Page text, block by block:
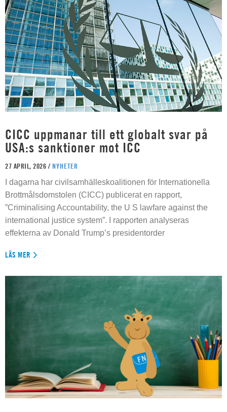
CICC uppmanar till ett globalt svar på
USA:s sanktioner mot ICC
27 APRIL, 2026 / NYHETER
I dagarna har civilsamhälleskoalitionen för Internationella
Brottmålsdomstolen (CICC) publicerat en rapport,
”Criminalising Accountability, the U S lawfare against the
international justice system”. I rapporten analyseras
effekterna av Donald Trump’s presidentorder
LÄS MER